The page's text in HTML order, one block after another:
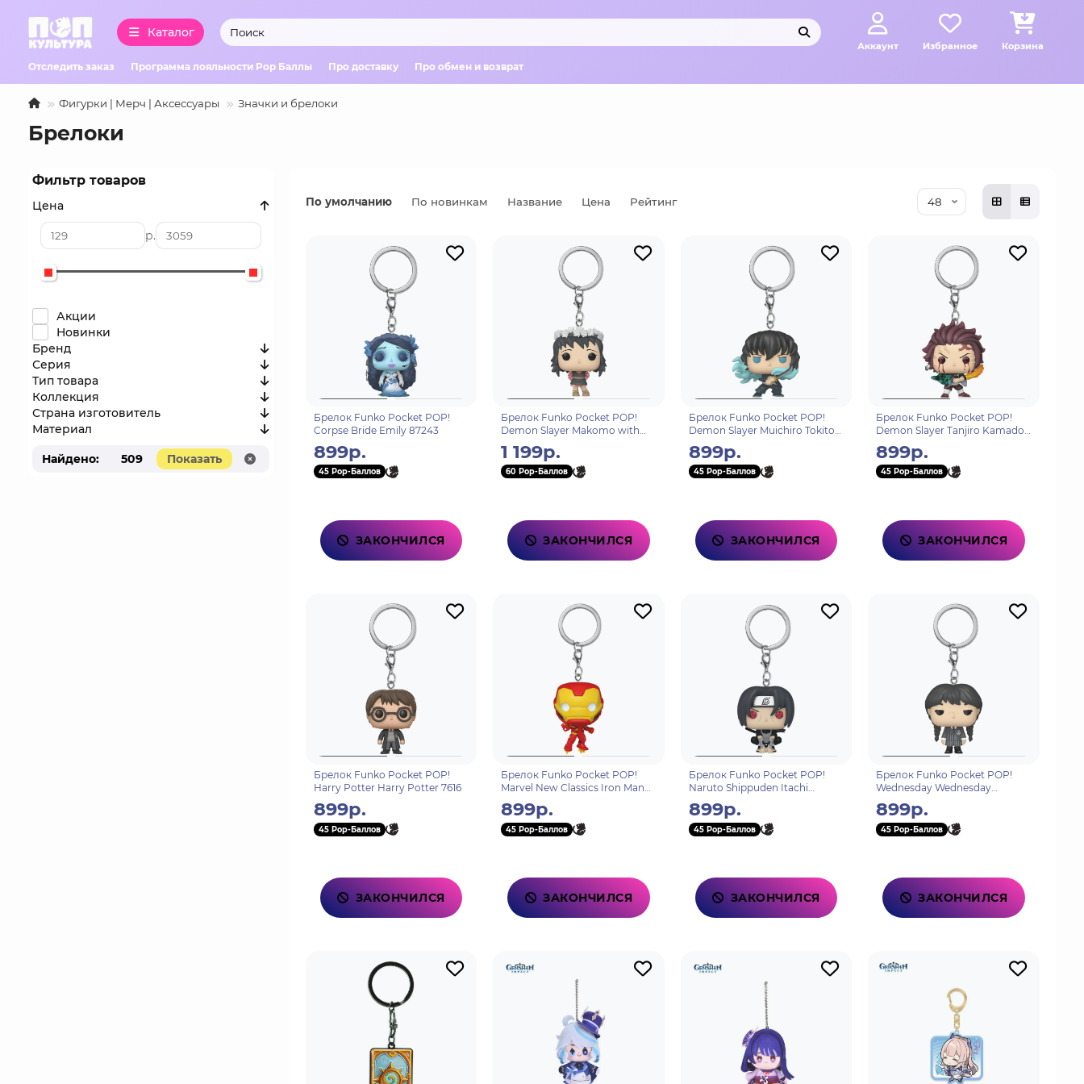
Каталог
Аккаунт Избранное Корзина
Отследить заказ Программа лояльности Pop Баллы Про доставку Про обмен и возврат
Фигурки | Мерч | Аксессуары Значки и брелоки
Брелоки
Фильтр товаров
Цена
р.
Акции
Новинки
Бренд
Серия
Тип товара
Коллекция
Страна изготовитель
Материал
Найдено: 509 Показать
По умолчанию По новинкам Название Цена Рейтинг
Брелок Funko Pocket POP!
Corpse Bride Emily 87243
899р.
45 Pop-Баллов
ЗАКОНЧИЛСЯ
Брелок Funko Pocket POP!
Demon Slayer Makomo with
1 199р.
60 Pop-Баллов
ЗАКОНЧИЛСЯ
Брелок Funko Pocket POP!
Demon Slayer Muichiro Tokito
899р.
45 Pop-Баллов
ЗАКОНЧИЛСЯ
Брелок Funko Pocket POP!
Demon Slayer Tanjiro Kamado
899р.
45 Pop-Баллов
ЗАКОНЧИЛСЯ
Брелок Funko Pocket POP!
Harry Potter Harry Potter 7616
899р.
45 Pop-Баллов
ЗАКОНЧИЛСЯ
Брелок Funko Pocket POP!
Marvel New Classics Iron Man
82494
899р.
45 Pop-Баллов
ЗАКОНЧИЛСЯ
Брелок Funko Pocket POP!
Naruto Shippuden Itachi
Uchiha (Moonlit) 75554
899р.
45 Pop-Баллов
ЗАКОНЧИЛСЯ
Брелок Funko Pocket POP!
Wednesday Wednesday
Addams 81863
899р.
45 Pop-Баллов
ЗАКОНЧИЛСЯ